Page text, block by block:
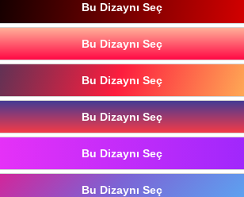
Bu Dizaynı Seç
Bu Dizaynı Seç
Bu Dizaynı Seç
Bu Dizaynı Seç
Bu Dizaynı Seç
Bu Dizaynı Seç